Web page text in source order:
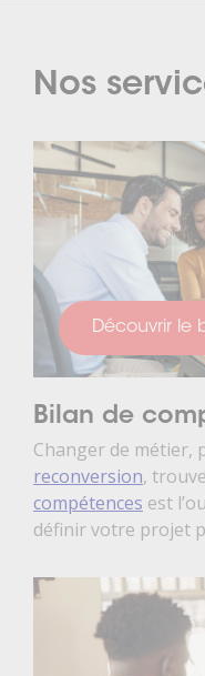
Nos
Découvrir le
Bilan de
Changer de métier,
reconversion,
compétences est
définir votre projet